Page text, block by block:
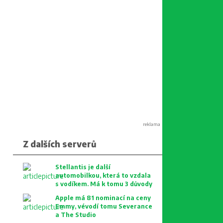
reklama
Z dalších serverů
Stellantis je další
automobilkou, která to vzdala
s vodíkem. Má k tomu 3 důvody
Apple má 81 nominací na ceny
Emmy, vévodí tomu Severance
a The Studio